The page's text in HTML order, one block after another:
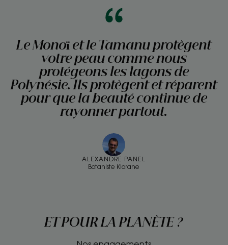
Le Monoï et le Tamanu protègent
votre peau comme nous
protégeons les lagons de
Polynésie. Ils protègent et réparent
pour que la beauté continue de
rayonner partout.
ALEXANDRE PANEL
Botaniste Klorane
ET POUR LA PLANÈTE ?